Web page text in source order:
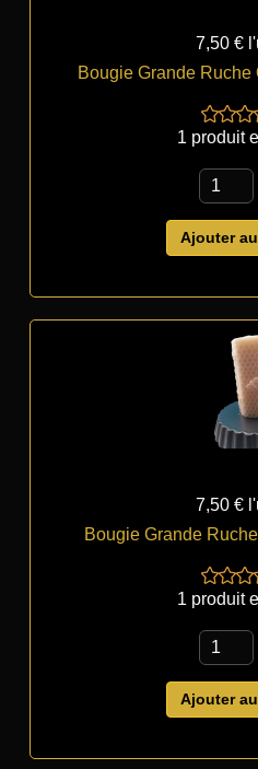
7,50 €
Bougie Grande
1 produit
Ajouter
7,50 €
Bougie Grande
1 produit
Ajouter